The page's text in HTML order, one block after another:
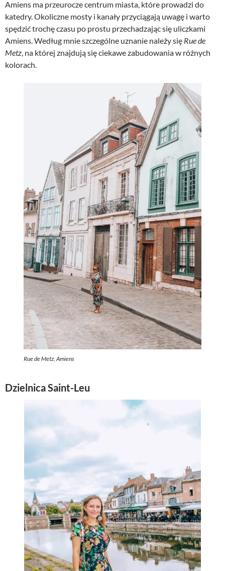
Amiens ma przeurocze centrum miasta, które prowadzi do
katedry. Okoliczne mosty i kanały przyciągają uwagę i warto
spędzić trochę czasu po prostu przechadzając się uliczkami
Amiens. Według mnie szczególne uznanie należy się Rue de
Metz , na której znajdują się ciekawe zabudowania w różnych
kolorach.
Rue de Metz, Amiens
Dzielnica Saint-Leu